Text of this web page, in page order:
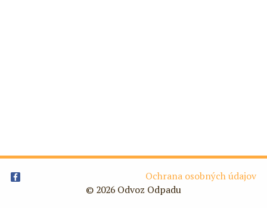
Ochrana osobných údajov
© 2026 Odvoz Odpadu